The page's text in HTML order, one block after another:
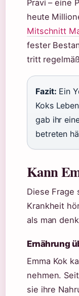
Pravi – eine
heute
Mitschnitt
fester
tritt
Fazit: Ein
Koks
gab ihr
betreten
Kann
Diese Frage
Krankheit
als man
Ernährung
Emma Kok
nehmen.
sie ihre